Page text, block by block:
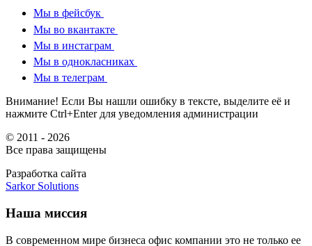
Мы в фейсбук
Мы во вкантакте
Мы в инстаграм
Мы в однокласниках
Мы в телеграм
Внимание! Если Вы нашли ошибку в тексте, выделите её и
нажмите Ctrl+Enter для уведомления администрации
© 2011 - 2026
Все права защищены
Разработка сайта
Sarkor Solutions
Наша миссия
В современном мире бизнеса офис компании это не только ее